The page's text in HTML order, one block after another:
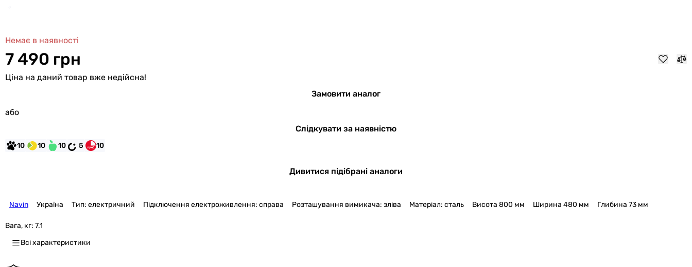
Немає в наявності
7 490 грн
Ціна на даний товар вже недійсна!
Замовити аналог
або
Слідкувати за наявністю
10 10 10 5 10
Дивитися підібрані аналоги
Navin Україна Тип: електричний Підключення електроживлення: справа Розташування вимикача: зліва Матеріал: сталь Висота 800 мм Ширина 480 мм Глибина 73 мм
Вага, кг: 7.1
Всі характеристики